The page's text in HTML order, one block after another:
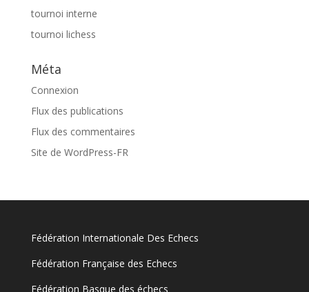
tournoi interne
tournoi lichess
Méta
Connexion
Flux des publications
Flux des commentaires
Site de WordPress-FR
Fédération Internationale Des Echecs
Fédération Française des Echecs
Fédération Basque des échecs